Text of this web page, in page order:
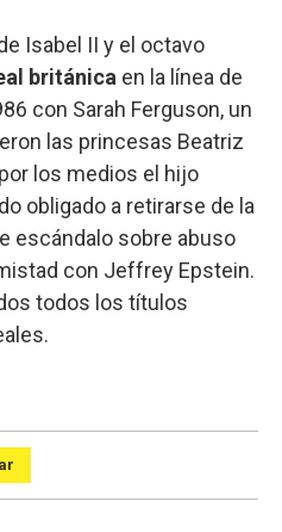
Isabel II y el octavo
británica en la línea de
con Sarah Ferguson, un
las princesas Beatriz
los medios el hijo
obligado a retirarse de la
escándalo sobre abuso
con Jeffrey Epstein.
todos los títulos